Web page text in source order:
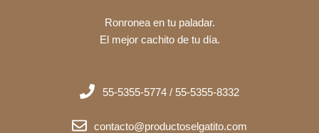
Ronronea en tu paladar.
El mejor cachito de tu día.
55-5355-5774 / 55-5355-8332
contacto@productoselgatito.com